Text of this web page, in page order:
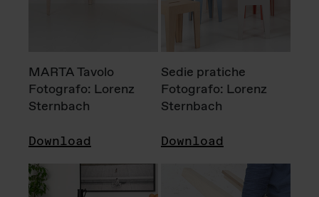
MARTA Tavolo
Fotografo: Lorenz
Sternbach
Download
Sedie pratiche
Fotografo: Lorenz
Sternbach
Download